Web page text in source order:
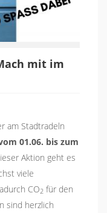
mit im
am Stadtradeln
01.06. bis zum
Aktion geht es
viele
CO2 für den
sind herzlich